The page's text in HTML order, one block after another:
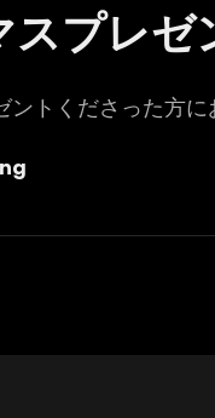
スプレゼ
ントくださった方に
ス